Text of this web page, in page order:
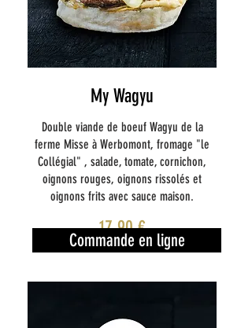
My Wagyu
Double viande de boeuf Wagyu de la
ferme Misse à Werbomont, fromage "le
Collégial" , salade, tomate, cornichon,
oignons rouges, oignons rissolés et
oignons frits avec sauce maison.
17,90 €
Commande en ligne